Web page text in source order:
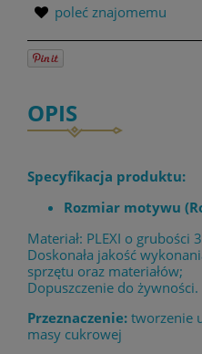
poleć znajomemu
OPIS
Specyfikacja produktu:
Rozmiar motywu
Materiał: PLEXI o grubości
Doskonała jakość
sprzętu oraz materiałów;
Dopuszczenie do żywności.
Przeznaczenie: tworzenie
masy cukrowej